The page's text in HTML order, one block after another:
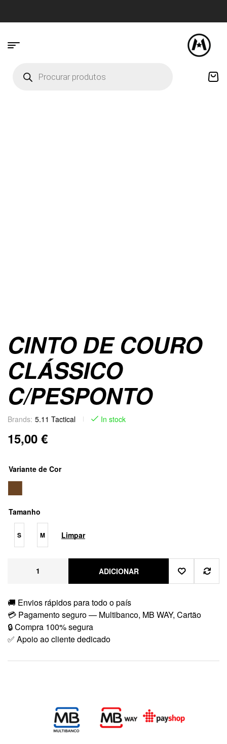
CINTO DE COURO
CLÁSSICO
C/PESPONTO
Brands: 5.11 Tactical In stock
15,00 €
Variante de Cor
Tamanho
S M Limpar
ADICIONAR
🚚 Envios rápidos para todo o país
💳 Pagamento seguro — Multibanco, MB WAY, Cartão
🔒 Compra 100% segura
✅ Apoio ao cliente dedicado